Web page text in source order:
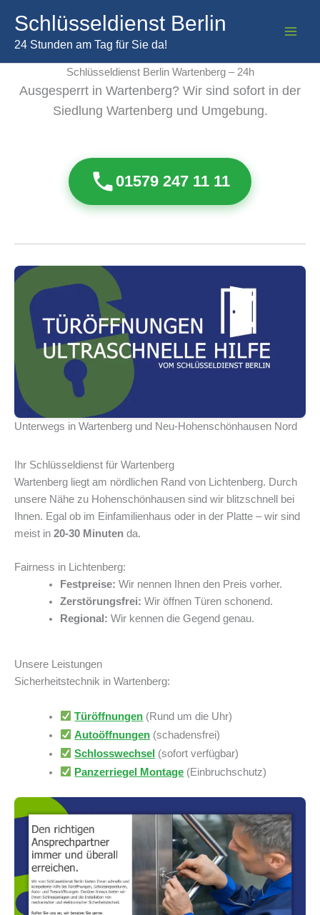
Inhalt
springen
Schlüsseldienst Berlin
24 Stunden am Tag für Sie da!
Schlüsseldienst Berlin Wartenberg – 24h
Ausgesperrt in Wartenberg? Wir sind sofort in der
Siedlung Wartenberg und Umgebung.
01579 247 11 11
Unterwegs in Wartenberg und Neu-Hohenschönhausen Nord
Ihr Schlüsseldienst für Wartenberg
Wartenberg liegt am nördlichen Rand von Lichtenberg. Durch
unsere Nähe zu Hohenschönhausen sind wir blitzschnell bei
Ihnen. Egal ob im Einfamilienhaus oder in der Platte – wir sind
meist in 20-30 Minuten da.
Fairness in Lichtenberg:
Festpreise: Wir nennen Ihnen den Preis vorher.
Zerstörungsfrei: Wir öffnen Türen schonend.
Regional: Wir kennen die Gegend genau.
Unsere Leistungen
Sicherheitstechnik in Wartenberg:
Türöffnungen (Rund um die Uhr)
Autoöffnungen (schadensfrei)
Schlosswechsel (sofort verfügbar)
Panzerriegel Montage (Einbruchschutz)